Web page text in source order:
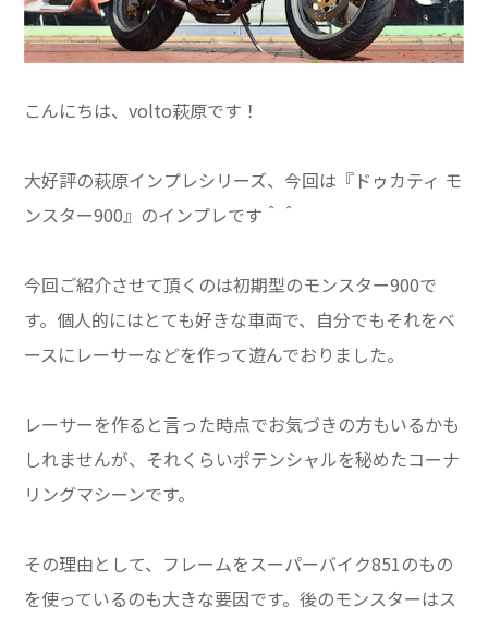
こんにちは、volto萩原です！
大好評の萩原インプレシリーズ、今回は『ドゥカティ モ
ンスター900』のインプレです＾＾
今回ご紹介させて頂くのは初期型のモンスター900で
す。個人的にはとても好きな車両で、自分でもそれをベ
ースにレーサーなどを作って遊んでおりました。
レーサーを作ると言った時点でお気づきの方もいるかも
しれませんが、それくらいポテンシャルを秘めたコーナ
リングマシーンです。
その理由として、フレームをスーパーバイク851のもの
を使っているのも大きな要因です。後のモンスターはス